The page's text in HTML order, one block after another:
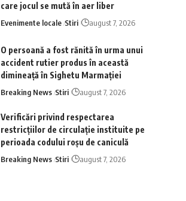
care jocul se mută în aer liber
Evenimente locale Stiri august 7, 2026
O persoană a fost rănită în urma unui
accident rutier produs în această
dimineață în Sighetu Marmației
Breaking News Stiri august 7, 2026
Verificări privind respectarea
restricțiilor de circulație instituite pe
perioada codului roșu de caniculă
Breaking News Stiri august 7, 2026